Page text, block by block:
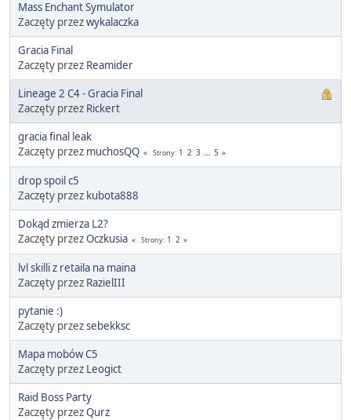
Mass Enchant Symulator
Zaczęty przezwykalaczka
Gracia Final
Zaczęty przez Reamider
Lineage 2 C4 - Gracia Final
Zaczęty przez Rickert
gracia final leak
Zaczęty przez muchosQQ Strony 1 2 3 ... 5
drop spoil c5
Zaczęty przez kubota888
Dokąd zmierza L2?
Zaczęty przezOczkusia Strony 1 2
lvl skilli z retaila na maina
Zaczęty przez RazielIII
pytanie :)
Zaczęty przezsebekksc
Mapa mobów C5
Zaczęty przez Leogict
Raid Boss Party
Zaczęty przezQurz